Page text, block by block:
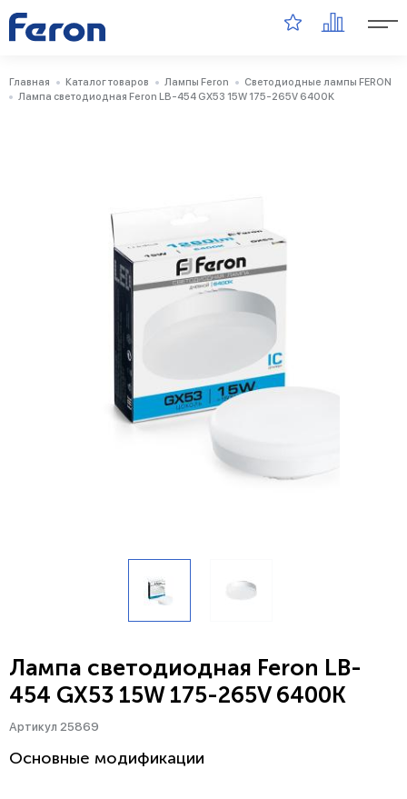
Главная Каталог товаров Лампы Feron
Светодиодные лампы FERON
Лампа светодиодная Feron LB-454 GX53 15W 175-265V 6400K
Лампа светодиодная Feron LB-
454 GX53 15W 175-265V 6400K
Артикул 25869
Основные модификации